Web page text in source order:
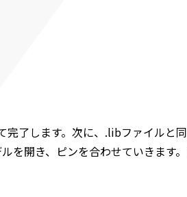
了します。次に、.libファイルと
を開き、ピンを合わせていきます